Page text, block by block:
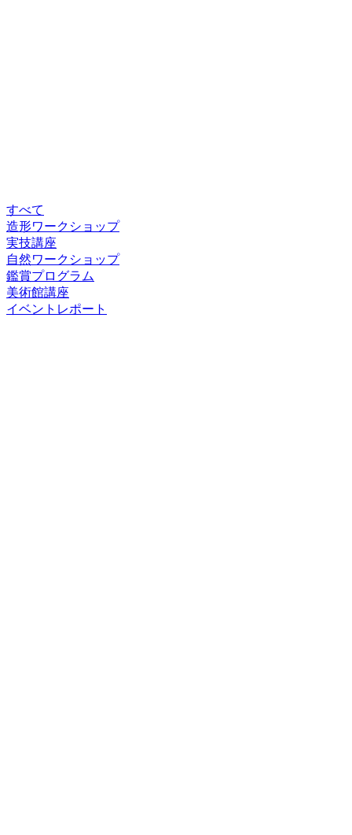
すべて
造形ワークショップ
実技講座
自然ワークショップ
鑑賞プログラム
美術館講座
イベントレポート